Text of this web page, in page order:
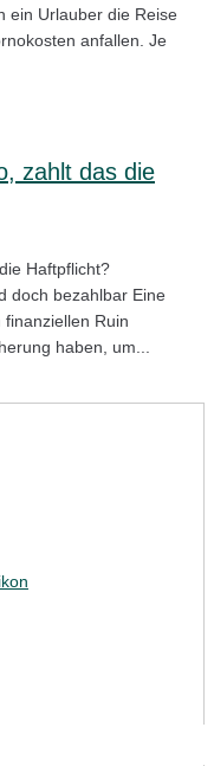
ein Urlauber die Reise
anfallen. Je
zahlt das die
Haftpflicht?
doch bezahlbar Eine
Ruin
haben, um...